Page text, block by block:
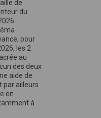
de
du
pour
les 2
au
des deux
aide de
par ailleurs
en
à